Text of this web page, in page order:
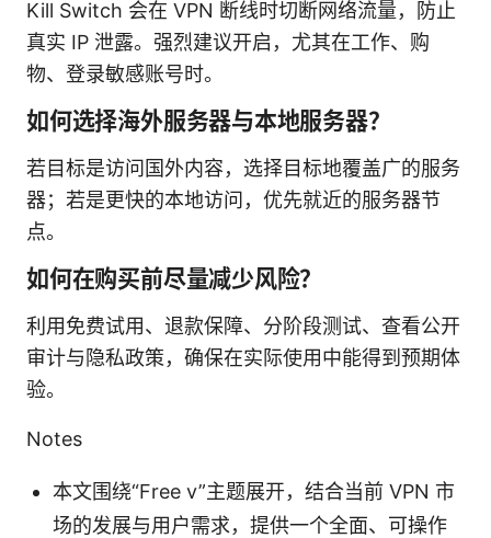
Kill Switch 会在 VPN 断线时切断网络流量，防止
真实 IP 泄露。强烈建议开启，尤其在工作、购
物、登录敏感账号时。
如何选择海外服务器与本地服务器？
若目标是访问国外内容，选择目标地覆盖广的服务
器；若是更快的本地访问，优先就近的服务器节
点。
如何在购买前尽量减少风险？
利用免费试用、退款保障、分阶段测试、查看公开
审计与隐私政策，确保在实际使用中能得到预期体
验。
Notes
本文围绕“Free v”主题展开，结合当前 VPN 市
场的发展与用户需求，提供一个全面、可操作